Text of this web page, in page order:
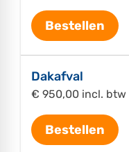
Bestellen
Dakafval
€ 950,00 incl. btw
Bestellen